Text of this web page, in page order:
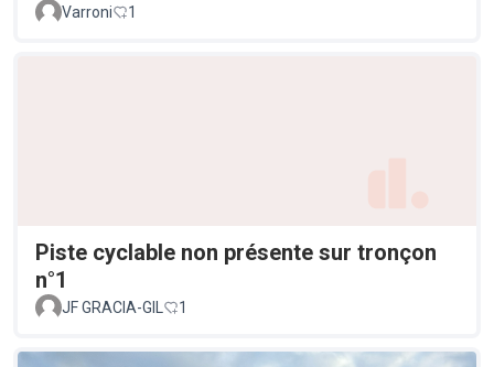
Varroni 1
Piste cyclable non présente sur tronçon
n°1
JF GRACIA-GIL 1